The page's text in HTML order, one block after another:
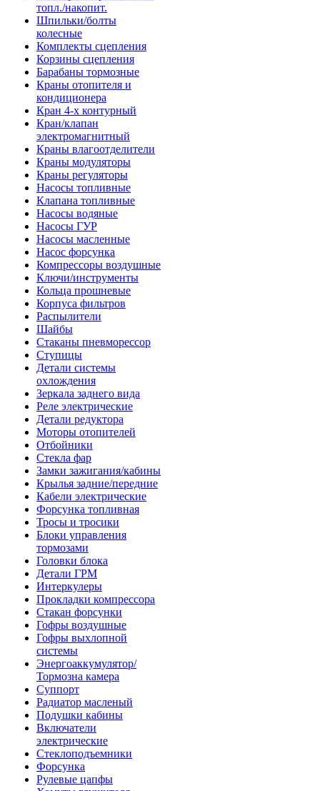
топл./накопит.
Шпильки/болты
колесные
Комплекты сцепления
Корзины сцепления
Барабаны тормозные
Краны отопителя и
кондиционера
Кран 4-х контурный
Кран/клапан
электромагнитный
Краны влагоотделители
Краны модуляторы
Краны регуляторы
Насосы топливные
Клапана топливные
Насосы водяные
Насосы ГУР
Насосы масленные
Насос форсунка
Компрессоры воздушные
Ключи/инструменты
Кольца прошневые
Корпуса фильтров
Распылители
Шайбы
Стаканы пневморессор
Ступицы
Детали системы
охлождения
Зеркала заднего вида
Реле электрические
Детали редуктора
Моторы отопителей
Отбойники
Стекла фар
Замки зажигания/кабины
Крылья задние/передние
Кабели электрические
Форсунка топливная
Тросы и тросики
Блоки управления
тормозами
Головки блока
Детали ГРМ
Интеркулеры
Прокладки компрессора
Стакан форсунки
Гофры воздушные
Гофры выхлопной
системы
Энергоаккумулятор/
Тормозна камера
Суппорт
Радиатор масленый
Подушки кабины
Включатели
электрические
Стеклоподъемники
Форсунка
Рулевые цапфы